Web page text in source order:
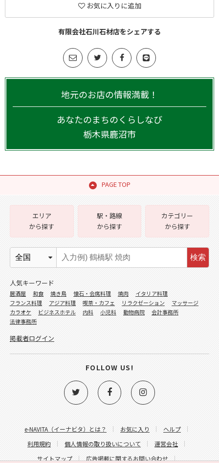
お気に入りに追加
有限会社石川石材店をシェアする
地元のお店の情報満載！
あなたのまちのくらしなび
栃木県鹿沼市
PAGE TOP
e-NAVITA（イーナビタ）とは？ お気に入り
ヘルプ
利用規約
個人情報の取り扱いについて
運営会社
サイトマップ
広告掲載に関するお問い合わせ
エリア
から探す
駅・路線
から探す
カテゴリー
から探す
検索
人気キーワード
居酒屋 和食 焼き鳥 懐石・会席料理 焼肉
イタリア料理
フランス料理
アジア料理 喫茶・カフェ リラクゼーション
マッサージ
カラオケ
ビジネスホテル 内科 小児科 動物病院
会計事務所
法律事務所
掲載者ログイン
FOLLOW US!